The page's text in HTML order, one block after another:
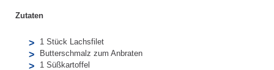
Zutaten
1 Stück Lachsfilet
Butterschmalz zum Anbraten
1 Süßkartoffel